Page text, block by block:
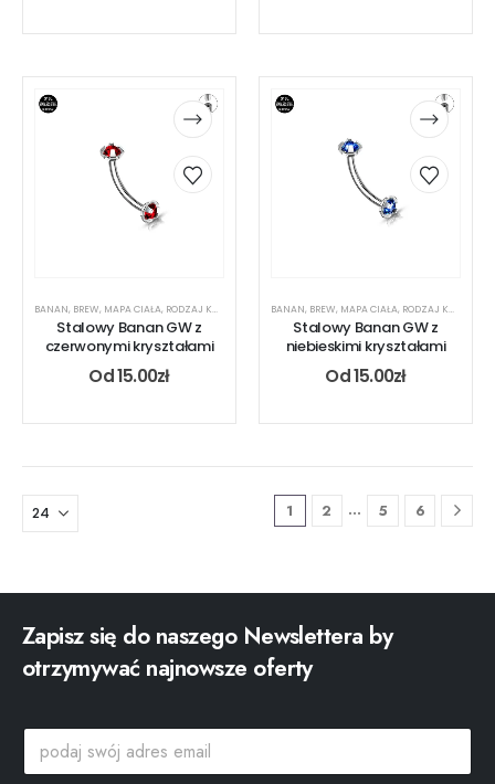
BANAN, BREW, MAPA CIAŁA, RODZAJ KOLCZYKA UCHO,USTA
Stalowy Banan GW z
czerwonymi kryształami
Od15.00zł
BANAN, BREW, MAPA CIAŁA, RODZAJ KOLCZYKA
Stalowy Banan GW z
niebieskimi kryształami
Od15.00zł
1 2 … 5 6
Zapisz się do naszego Newslettera by
otrzymywać najnowsze oferty
p